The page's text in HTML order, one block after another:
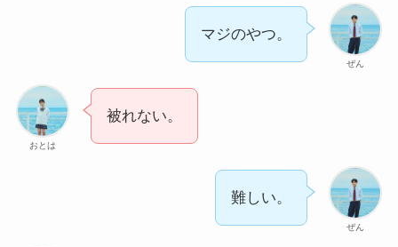
ぜん
マジのやつ。
おとは
被れない。
ぜん
難しい。